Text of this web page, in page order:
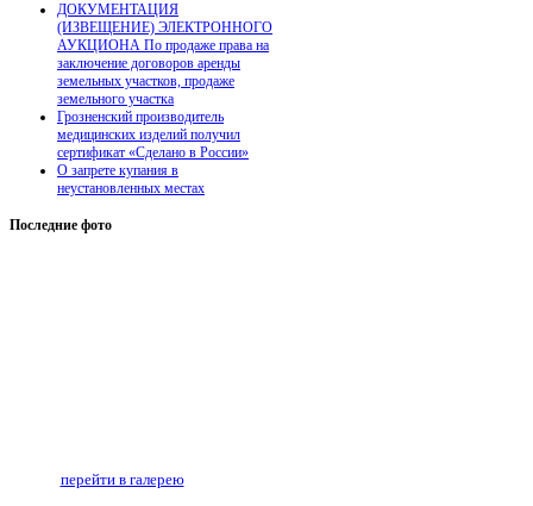
ДОКУМЕНТАЦИЯ
(ИЗВЕЩЕНИЕ) ЭЛЕКТРОННОГО
АУКЦИОНА По продаже права на
заключение договоров аренды
земельных участков, продаже
земельного участка
Грозненский производитель
медицинских изделий получил
сертификат «Сделано в России»
О запрете купания в
неустановленных местах
Последние фото
перейти в галерею